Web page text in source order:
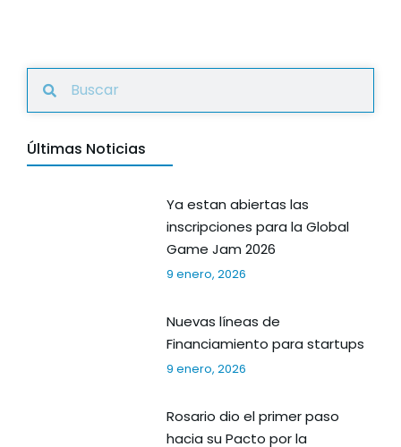
Últimas Noticias
Ya estan abiertas las
inscripciones para la Global
Game Jam 2026
9 enero, 2026
Nuevas líneas de
Financiamiento para startups
9 enero, 2026
Rosario dio el primer paso
hacia su Pacto por la